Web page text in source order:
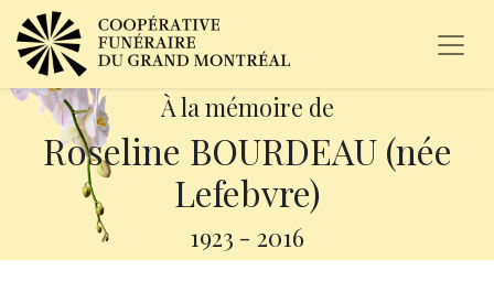
À la mémoire de
Roseline BOURDEAU (née
Lefebvre)
1923 - 2016